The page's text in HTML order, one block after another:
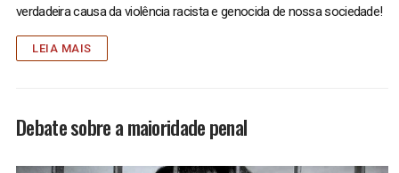
verdadeira causa da violência racista e genocida de nossa sociedade!
LEIA MAIS
Debate sobre a maioridade penal